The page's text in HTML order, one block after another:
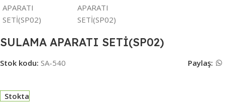
SULAMA APARATI SETİ(SP02)
Stok kodu: SA-540 Paylaş:
Stokta